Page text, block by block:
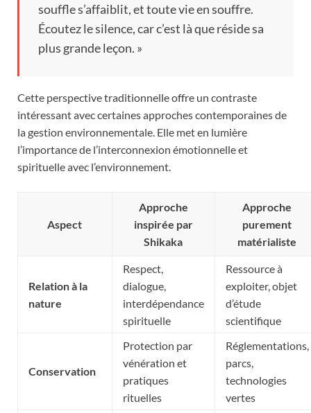
souffle s’affaiblit, et toute vie en souffre.
Écoutez le silence, car c’est là que réside sa
plus grande leçon. »
Cette perspective traditionnelle offre un contraste
intéressant avec certaines approches contemporaines de
la gestion environnementale. Elle met en lumière
l’importance de l’interconnexion émotionnelle et
spirituelle avec l’environnement.
Aspect
Approche
inspirée par
Shikaka
Approche
purement
matérialiste
Relation à la
nature
Respect,
dialogue,
interdépendance
spirituelle
Ressource à
exploiter, objet
d’étude
scientifique
Conservation
Protection par
vénération et
pratiques
rituelles
Réglementations,
parcs,
technologies
vertes